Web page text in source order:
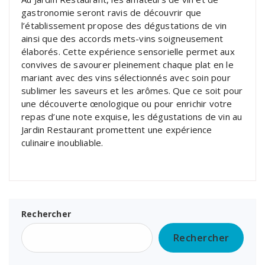
gastronomie seront ravis de découvrir que
l’établissement propose des dégustations de vin
ainsi que des accords mets-vins soigneusement
élaborés. Cette expérience sensorielle permet aux
convives de savourer pleinement chaque plat en le
mariant avec des vins sélectionnés avec soin pour
sublimer les saveurs et les arômes. Que ce soit pour
une découverte œnologique ou pour enrichir votre
repas d’une note exquise, les dégustations de vin au
Jardin Restaurant promettent une expérience
culinaire inoubliable.
Rechercher
Rechercher